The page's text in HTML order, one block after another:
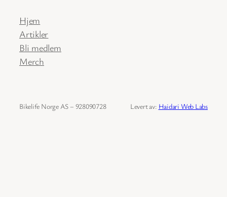
Hjem
Artikler
Bli medlem
Merch
Bikelife Norge AS – 928090728 Levert av: Haidari Web Labs